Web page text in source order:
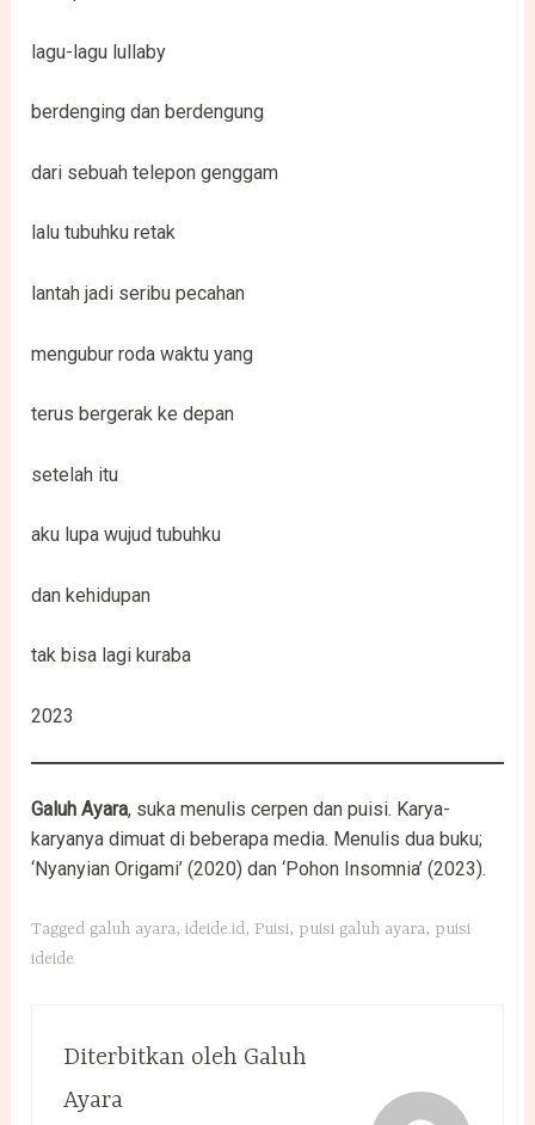
lagu-lagu lullaby
berdenging dan berdengung
dari sebuah telepon genggam
lalu tubuhku retak
lantah jadi seribu pecahan
mengubur roda waktu yang
terus bergerak ke depan
setelah itu
aku lupa wujud tubuhku
dan kehidupan
tak bisa lagi kuraba
2023
Galuh Ayara, suka menulis cerpen dan puisi. Karya-
karyanya dimuat di beberapa media. Menulis dua buku;
‘Nyanyian Origami’ (2020) dan ‘Pohon Insomnia’ (2023).
Tagged galuh ayara,ideide.id, Puisi, puisi galuh ayara, puisi
ideide
Diterbitkan oleh Galuh
Ayara